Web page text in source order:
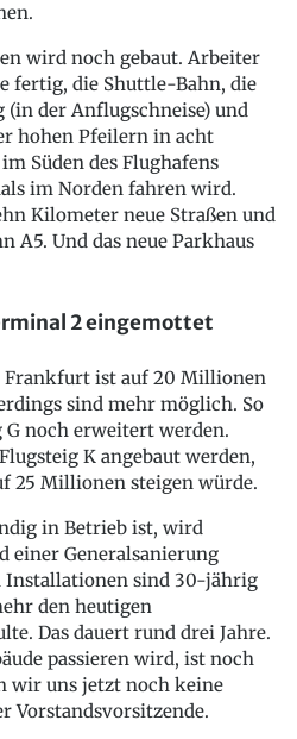
wird noch gebaut. Arbeiter
fertig, die Shuttle-Bahn, die
(in der Anflugschneise) und
hohen Pfeilern in acht
Süden des Flughafens
im Norden fahren wird.
Kilometer neue Straßen und
A5. Und das neue Parkhaus
2 eingemottet
Frankfurt ist auf 20 Millionen
sind mehr möglich. So
noch erweitert werden.
K angebaut werden,
25 Millionen steigen würde.
in Betrieb ist, wird
einer Generalsanierung
Installationen sind 30-jährig
den heutigen
Das dauert rund drei Jahre.
passieren wird, ist noch
wir uns jetzt noch keine
Vorstandsvorsitzende.